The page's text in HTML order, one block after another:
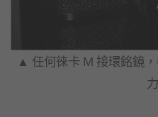
▲ 任何徠卡 M 接環銘鏡